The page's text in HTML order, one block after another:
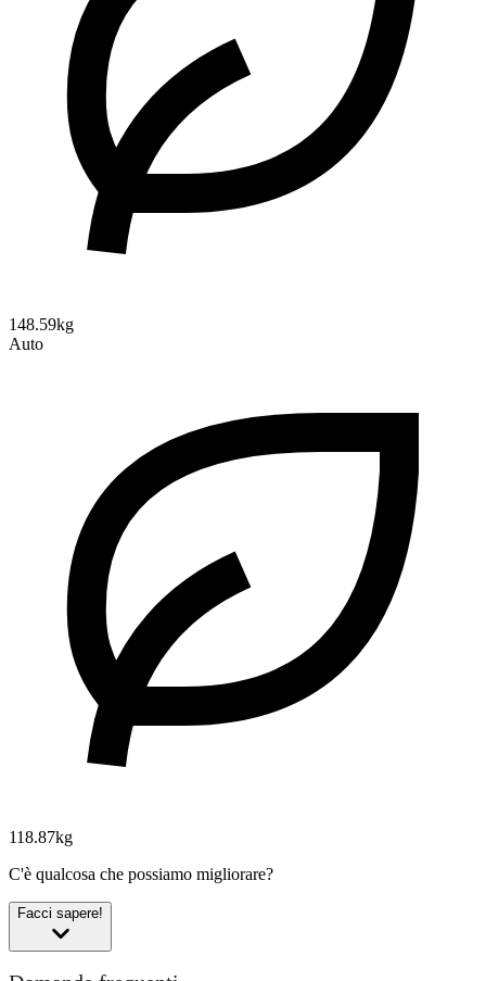
148.59kg
Auto
118.87kg
C'è qualcosa che possiamo migliorare?
Facci sapere!